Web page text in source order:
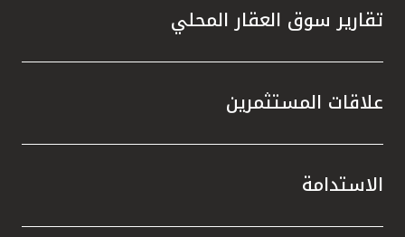
تقارير سوق العقار المحلي
علاقات المستثمرين
الاستدامة